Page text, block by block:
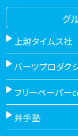
グ
上越タイムス社
バーツプロダク
フリーペーパー
井手塾